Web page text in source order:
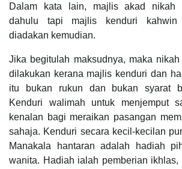
Dalam kata lain, majlis akad nikah
dahulu tapi majlis kenduri kahwin
diadakan kemudian.
Jika begitulah maksudnya, maka
dilakukan kerana majlis kenduri dan
itu bukan rukun dan bukan syarat
Kenduri walimah untuk menjemput
kenalan bagi meraikan pasangan
sahaja. Kenduri secara kecil-kecilan
Manakala hantaran adalah hadiah
wanita. Hadiah ialah pemberian ikhlas,